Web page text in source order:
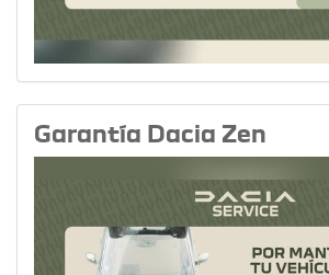
Garantía Dacia Zen